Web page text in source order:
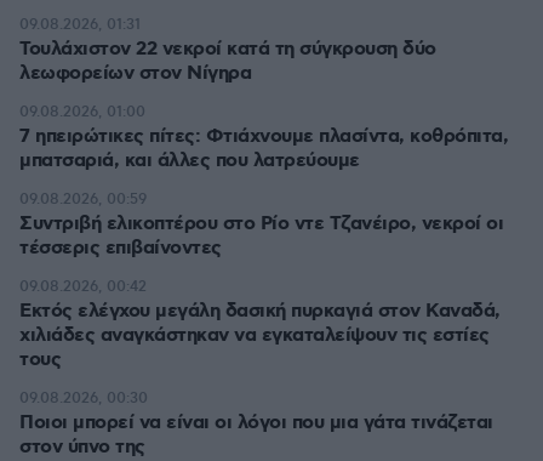
Τουλάχιστον 22 νεκροί κατά τη σύγκρουση δύο
λεωφορείων στον Νίγηρα
09.08.2026, 01:31
7 ηπειρώτικες πίτες: Φτιάχνουμε πλασίντα, κοθρόπιτα,
μπατσαριά, και άλλες που λατρεύουμε
09.08.2026, 01:00
Συντριβή ελικοπτέρου στο Ρίο ντε Τζανέιρο, νεκροί οι
τέσσερις επιβαίνοντες
09.08.2026, 00:59
Εκτός ελέγχου μεγάλη δασική πυρκαγιά στον Καναδά,
χιλιάδες αναγκάστηκαν να εγκαταλείψουν τις εστίες
τους
09.08.2026, 00:42
Ποιοι μπορεί να είναι οι λόγοι που μια γάτα τινάζεται
στον ύπνο της
09.08.2026, 00:30